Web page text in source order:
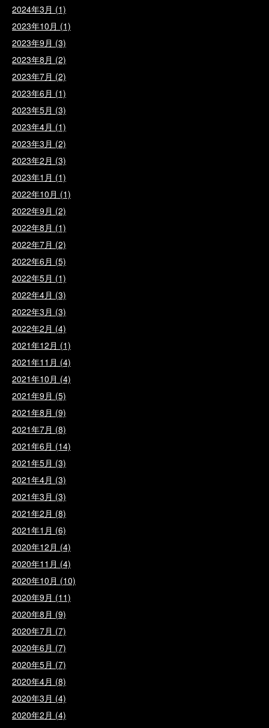
2024年3月 (1)
2023年10月 (1)
2023年9月 (3)
2023年8月 (2)
2023年7月 (2)
2023年6月 (1)
2023年5月 (3)
2023年4月 (1)
2023年3月 (2)
2023年2月 (3)
2023年1月 (1)
2022年10月 (1)
2022年9月 (2)
2022年8月 (1)
2022年7月 (2)
2022年6月 (5)
2022年5月 (1)
2022年4月 (3)
2022年3月 (3)
2022年2月 (4)
2021年12月 (1)
2021年11月 (4)
2021年10月 (4)
2021年9月 (5)
2021年8月 (9)
2021年7月 (8)
2021年6月 (14)
2021年5月 (3)
2021年4月 (3)
2021年3月 (3)
2021年2月 (8)
2021年1月 (6)
2020年12月 (4)
2020年11月 (4)
2020年10月 (10)
2020年9月 (11)
2020年8月 (9)
2020年7月 (7)
2020年6月 (7)
2020年5月 (7)
2020年4月 (8)
2020年3月 (4)
2020年2月 (4)